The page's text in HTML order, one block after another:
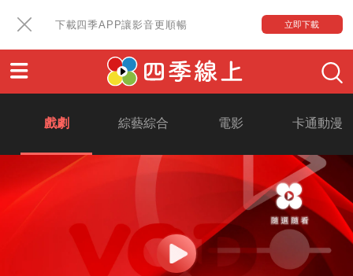
下載四季APP讓影音更順暢 立即下載
戲劇 綜藝綜合 電影 卡通動漫